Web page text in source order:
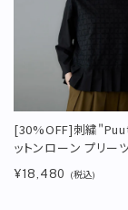
[30%OFF]刺繍
ットンローン プリー
¥18,480 (税込)